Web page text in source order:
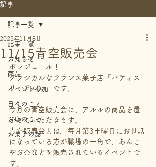
記事
記事一覧
お知らせ
商品
イベント参加
日々のこと
お店のこと
お菓子の話
記事一覧
11/15青空販売会
2025年11月8日
ボンジュール！
クラシカルなフランス菓子店『パティス
リーアルル』です。
今月の青空販売会に、アルルの商品を置
かせていただきます。
青空販売会とは、毎月第3土曜日にお世話
になっている方が職場の一角で、あんこ
やお茶などを販売されているイベントで
す。